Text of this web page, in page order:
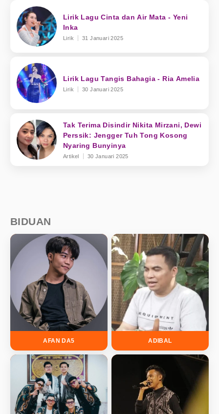
Lirik Lagu Cinta dan Air Mata - Yeni
Inka
Lirik 31 Januari 2025
Lirik Lagu Tangis Bahagia - Ria Amelia
Lirik 30 Januari 2025
Tak Terima Disindir Nikita Mirzani, Dewi
Perssik: Jengger Tuh Tong Kosong
Nyaring Bunyinya
Artikel 30 Januari 2025
BIDUAN
AFAN DA5 ADIBAL